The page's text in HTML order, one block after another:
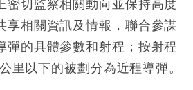
6.5萬點後回穩 全周仍升近2%
換帥 玩具「反」斗城亞洲CEO蔡德
密切監察相關動向並保持高度
享相關資訊及情報，聯合參謀
彈的具體參數和射程；按射程
里以下的被劃分為近程導彈。